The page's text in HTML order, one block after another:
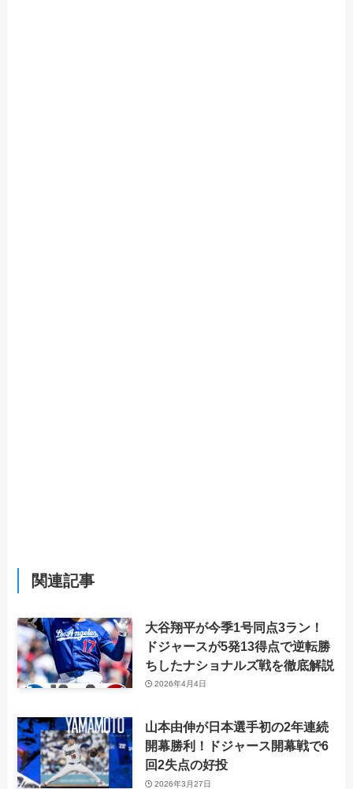
関連記事
大谷翔平が今季1号同点3ラン！
ドジャースが5発13得点で逆転勝
ちしたナショナルズ戦を徹底解説
2026年4月4日
山本由伸が日本選手初の2年連続
開幕勝利！ドジャース開幕戦で6
回2失点の好投
2026年3月27日